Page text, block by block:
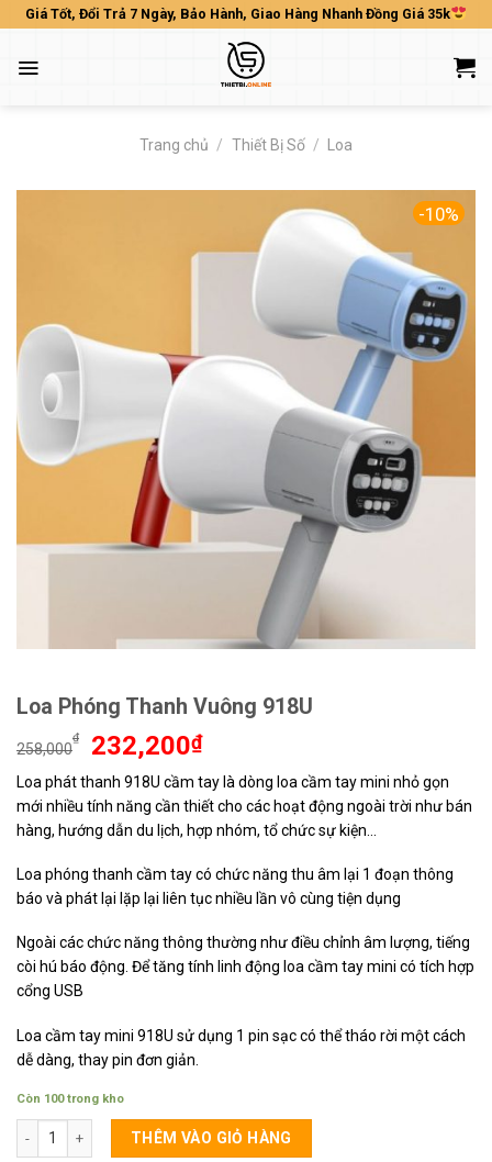
Skip
content
Giá Tốt, Đổi Trả 7 Ngày, Bảo Hành, Giao Hàng Nhanh Đồng Giá 35k
Trang chủ / Thiết Bị Số / Loa
-10%
Loa Phóng Thanh Vuông 918U
258,000
₫
Giá
là:
258,000₫.
232,200₫Giá
tại
là:
232,200₫.
Loa phát thanh 918U cầm tay là dòng loa cầm tay mini nhỏ gọn
mới nhiều tính năng cần thiết cho các hoạt động ngoài trời như bán
hàng, hướng dẫn du lịch, hợp nhóm, tổ chức sự kiện…
Loa phóng thanh cầm tay có chức năng thu âm lại 1 đoạn thông
báo và phát lại lặp lại liên tục nhiều lần vô cùng tiện dụng
Ngoài các chức năng thông thường như điều chỉnh âm lượng, tiếng
còi hú báo động. Để tăng tính linh động loa cầm tay mini có tích hợp
cổng USB
Loa cầm tay mini 918U sử dụng 1 pin sạc có thể tháo rời một cách
dễ dàng, thay pin đơn giản.
Còn 100 trong kho
Loa Phóng Thanh Vuông 918U số lượng
THÊM VÀO GIỎ HÀNG